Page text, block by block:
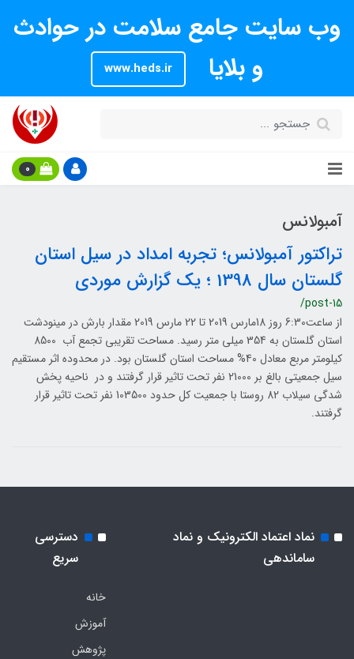
وب سایت جامع سلامت در حوادث
و بلایا
www.heds.ir
0
آمبولانس
تراکتور آمبولانس؛ تجربه امداد در سیل استان
گلستان سال 1398 ؛ یک گزارش موردی
/post-15
از ساعت6:30 روز 18مارس 2019 تا 22 مارس 2019 مقدار بارش در مینودشت
استان گلستان به 354 میلی متر رسید. مساحت تقریبی تجمع آب 8500
کیلومتر مربع معادل 40% مساحت استان گلستان بود. در محدوده اثر مستقیم
سیل جمعیتی بالغ بر 21000 نفر تحت تاثیر قرار گرفتند و در ناحیه پخش
شدگی سیلاب 82 روستا با جمعیت کل حدود 103500 نفر تحت تاثیر قرار
گرفتند.
نماد اعتماد الکترونیک و نماد
ساماندهی
دسترسی
سریع
خانه
آموزش
پژوهش